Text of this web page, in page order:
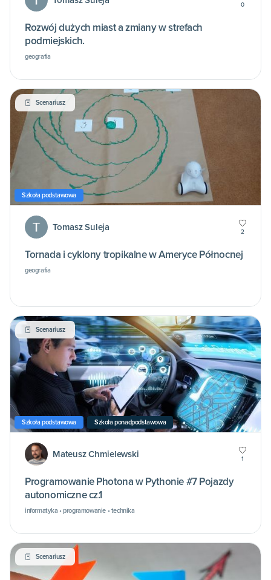
0
Rozwój dużych miast a zmiany w strefach
podmiejskich.
geografia
Scenariusz
Szkoła podstawowa
Tomasz Suleja 2
Tornada i cyklony tropikalne w Ameryce Północnej
geografia
Scenariusz
Szkoła podstawowa Szkoła ponadpodstawowa
Mateusz Chmielewski 1
Programowanie Photona w Pythonie #7 Pojazdy
autonomiczne cz.1
informatyka • programowanie • technika
Scenariusz